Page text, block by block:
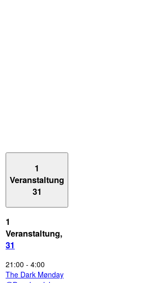
1
Veranstaltung
31
1
Veranstaltung,
31
21:00 - 4:00
The Dark Mønday